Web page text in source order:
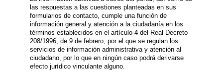
las respuestas a las cuestiones planteadas en sus
formularios de contacto, cumple una función de
información general y atención a la ciudadanía en los
términos establecidos en el artículo 4 del Real Decreto
208/1996, de 9 de febrero, por el que se regulan los
servicios de información administrativa y atención al
ciudadano, por lo que en ningún caso podrá derivarse
efecto jurídico vinculante alguno.